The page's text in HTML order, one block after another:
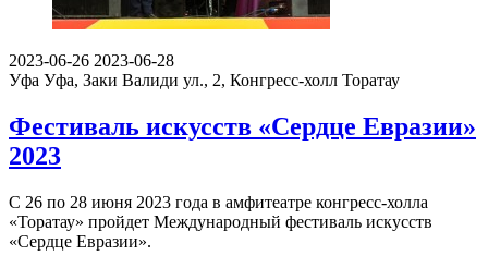
2023-06-26 2023-06-28
Уфа Уфа, Заки Валиди ул., 2, Конгресс-холл Торатау
Фестиваль искусств «Сердце Евразии»
2023
С 26 по 28 июня 2023 года в амфитеатре конгресс-холла
«Торатау» пройдет Международный фестиваль искусств
«Сердце Евразии».